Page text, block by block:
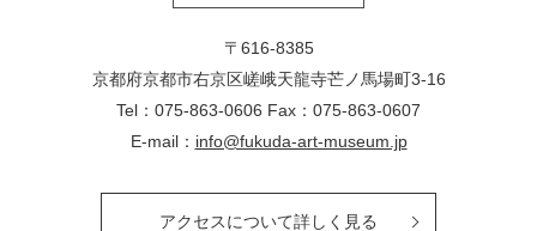
〒616-8385
京都府京都市右京区嵯峨天龍寺芒ノ馬場町3-16
Tel：075-863-0606 Fax：075-863-0607
E-mail： info@fukuda-art-museum.jp
アクセスについて詳しく見る